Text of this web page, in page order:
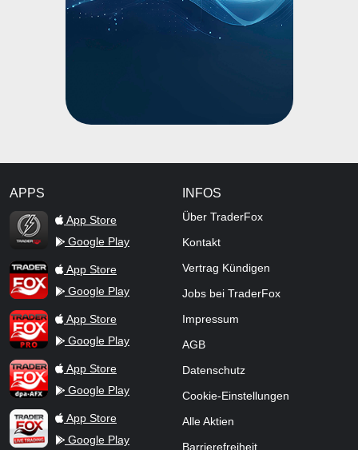
APPS
TraderFox Flash
App Store
Google Play
TraderFox AppApp Store
Google Play
TraderFox ProApp Store
Google Play
TraderFox dpa-AFX ProFeed
App Store
Google Play
TraderFox Live Trading
App Store
Google Play
INFOS
Über TraderFox
Kontakt
Vertrag Kündigen
Jobs bei TraderFox
Impressum
AGB
Datenschutz
Cookie-Einstellungen
Alle Aktien
Barrierefreiheit